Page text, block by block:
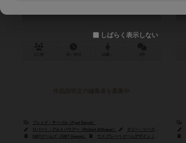
フレッド・サーバル（Fred Serval）
ロバート・アルトバウアー（Robert Altbauer）
テリー・リーズ（Terry Leeds）
GMTゲームズ（GMT Games）
ウド グレーベ ゲームデザイン（Udo Grebe Gamedesign）
しばらく表示しない